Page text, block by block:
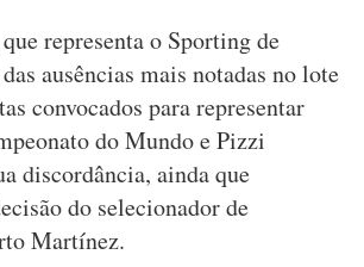
representa o Sporting de
ausências mais notadas no lote
convocados para representar
do Mundo e Pizzi
discordância, ainda que
do selecionador de
Martínez.